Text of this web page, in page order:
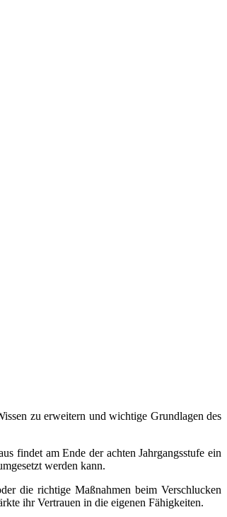
zu erweitern und wichtige Grundlagen des
findet am Ende der achten Jahrgangsstufe ein
werden kann.
die richtige Maßnahmen beim Verschlucken
ihr Vertrauen in die eigenen Fähigkeiten.